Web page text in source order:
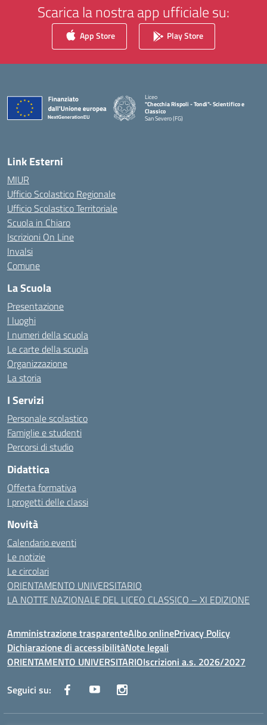
Scarica la nostra app ufficiale su:
App Store Play Store
Liceo
"Checchia Rispoli - Tondi"- Scientifico e
Classico
San Severo (FG)
Link Esterni
MIUR
Ufficio Scolastico Regionale
Ufficio Scolastico Territoriale
Scuola in Chiaro
Iscrizioni On Line
Invalsi
Comune
La Scuola
Presentazione
I luoghi
I numeri della scuola
Le carte della scuola
Organizzazione
La storia
I Servizi
Personale scolastico
Famiglie e studenti
Percorsi di studio
Didattica
Offerta formativa
I progetti delle classi
Novità
Calendario eventi
Le notizie
Le circolari
ORIENTAMENTO UNIVERSITARIO
LA NOTTE NAZIONALE DEL LICEO CLASSICO – XI EDIZIONE
Amministrazione trasparenteAlbo onlinePrivacy Policy
Dichiarazione di accessibilitàNote legali
ORIENTAMENTO UNIVERSITARIOIscrizioni a.s. 2026/2027
Seguici su: